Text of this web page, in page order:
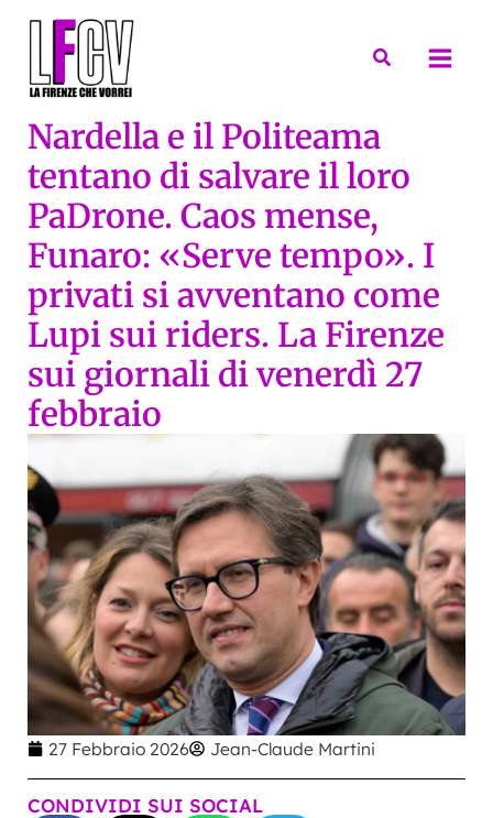
Cerca
Nardella e il Politeama
tentano di salvare il loro
PaDrone. Caos mense,
Funaro: «Serve tempo». I
privati si avventano come
Lupi sui riders. La Firenze
sui giornali di venerdì 27
febbraio
27 Febbraio 2026 Jean-Claude Martini
CONDIVIDI SUI SOCIAL